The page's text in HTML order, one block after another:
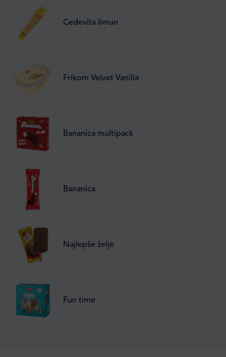
Cedevita limun
Frikom Velvet Vanilla
Bananica multipack
Bananica
Najlepše želje
Fun time